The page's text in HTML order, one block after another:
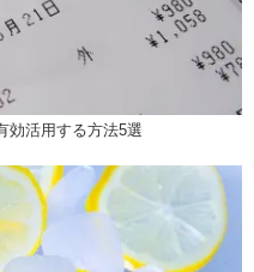
効活用する方法5選